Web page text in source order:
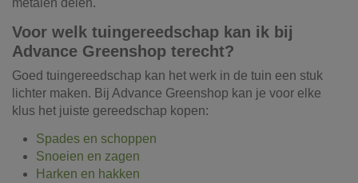
metalen delen.
Voor welk tuingereedschap kan ik bij
Advance Greenshop terecht?
Goed tuingereedschap kan het werk in de tuin een stuk
lichter maken. Bij Advance Greenshop kan je voor elke
klus het juiste gereedschap kopen:
Spades en schoppen
Snoeien en zagen
Harken en hakken